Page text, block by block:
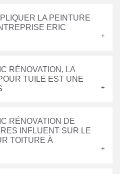
LA PEINTURE
ERIC
RÉNOVATION, LA
TUILE EST UNE
RÉNOVATION DE
INFLUENT SUR LE
TOITURE À